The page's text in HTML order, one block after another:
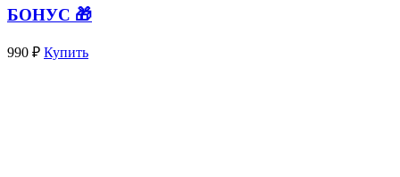
БОНУС 🎁
990 ₽ Купить